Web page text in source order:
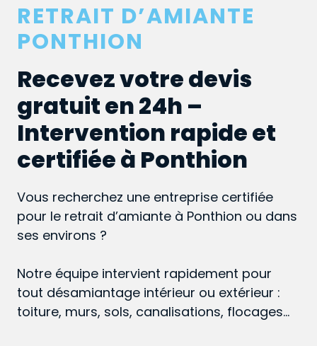
RETRAIT D’AMIANTE
PONTHION
Recevez votre devis
gratuit en 24h –
Intervention rapide et
certifiée à Ponthion
Vous recherchez une entreprise certifiée
pour le retrait d’amiante à Ponthion ou dans
ses environs ?
Notre équipe intervient rapidement pour
tout désamiantage intérieur ou extérieur :
toiture, murs, sols, canalisations, flocages…